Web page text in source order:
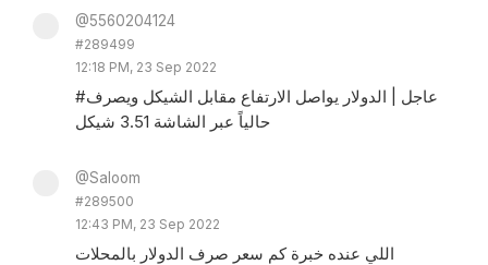
@5560204124
#289499
12:18 PM, 23 Sep 2022
#عاجل | الدولار يواصل الارتفاع مقابل الشيكل ويصرف
حالياً عبر الشاشة 3.51 شيكل
@Saloom
#289500
12:43 PM, 23 Sep 2022
اللي عنده خبرة كم سعر صرف الدولار بالمحلات